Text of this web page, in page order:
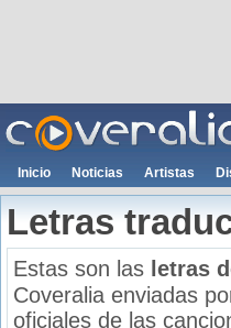
Inicio Noticias Artistas
Letras
Estas son las letras
Coveralia enviadas
oficiales de las